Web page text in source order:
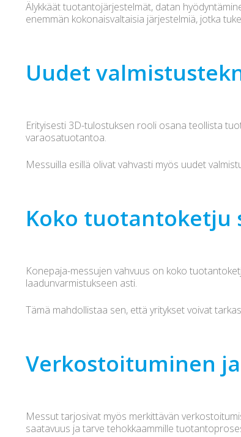
Älykkäät tuotantojärjestelmät, datan
enemmän kokonaisvaltaisia järjestelmiä, jotka
Uudet
Erityisesti 3D-tulostuksen rooli osana teollista
varaosatuotantoa.
Messuilla esillä olivat vahvasti myös uudet
Koko tuotantoketju
Konepaja-messujen vahvuus on koko
laadunvarmistukseen asti.
Tämä mahdollistaa sen, että yritykset voivat
Verkostoituminen
Messut tarjosivat myös merkittävän
saatavuus ja tarve tehokkaammille